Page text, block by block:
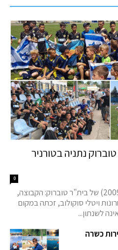
נתניה בטורניר
0
הישג מצוין לקבוצת טרום א' (2009) של בית"ר טוברוק: הקבוצה,
ויטלי סוקולוב, זכתה במקום
לשנתון...
כשרה